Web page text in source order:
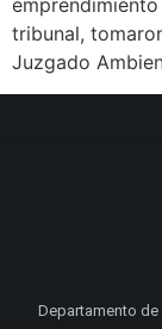
tribunal,
Juzgado
Departamento de